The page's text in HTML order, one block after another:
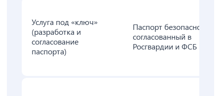
Услуга под «ключ»
(разработка и
согласование
паспорта)
Паспорт безопасности,
согласованный в
Росгвардии и ФСБ